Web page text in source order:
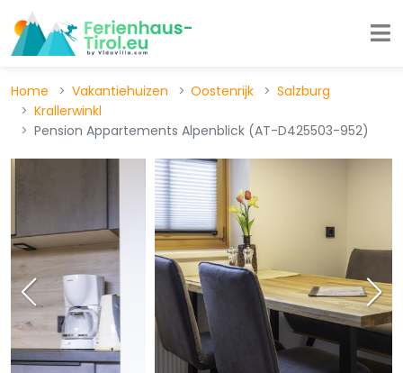
Home Vakantiehuizen Oostenrijk
Salzburg
Krallerwinkl
Pension Appartements Alpenblick (AT-D425503-952)